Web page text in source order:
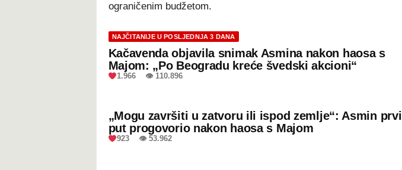
ograničenim budžetom.
NAJČITANIJE U POSLJEDNJA 3 DANA
Kačavenda objavila snimak Asmina nakon haosa s
Majom: „Po Beogradu kreće švedski akcioni“
1.966 👁 110.896
„Mogu završiti u zatvoru ili ispod zemlje“: Asmin prvi
put progovorio nakon haosa s Majom
923 👁 53.962